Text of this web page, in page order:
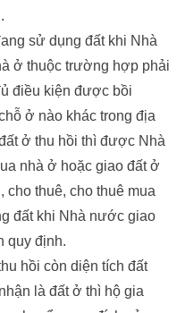
sử dụng đất khi Nhà
ở thuộc trường hợp phải
điều kiện được bồi
ở nào khác trong địa
ở thu hồi thì được Nhà
nhà ở hoặc giao đất ở
cho thuê, cho thuê mua
đất khi Nhà nước giao
quy định.
hồi còn diện tích đất
là đất ở thì hộ gia